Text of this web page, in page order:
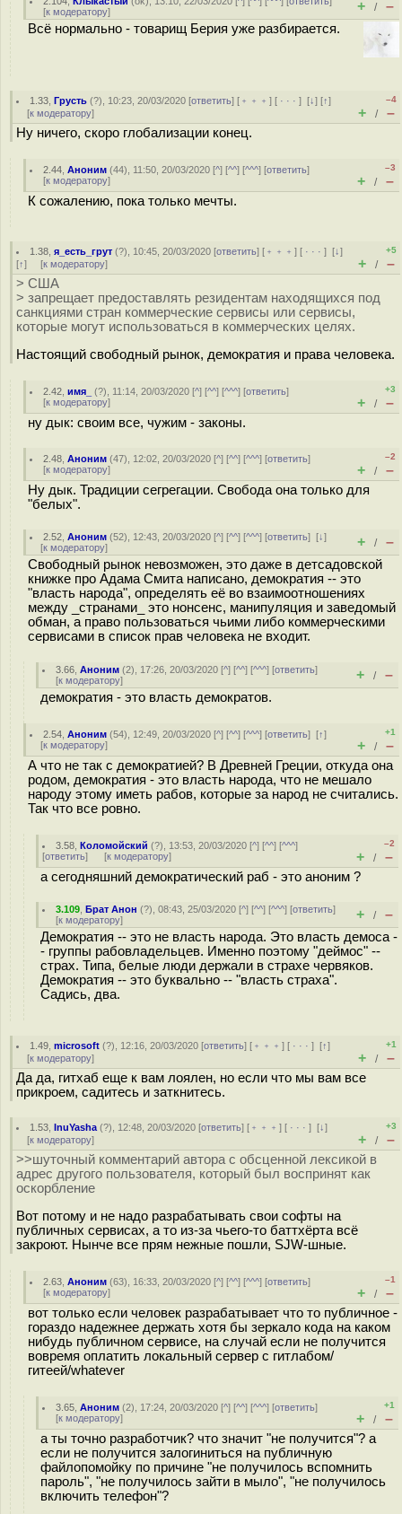
[к модератору] + / –
Всё нормально - товарищ Берия уже разбирается.
1.33 ,Грусть (?), 10:23, 20/03/2020 [ответить] [ ﹢﹢﹢] [ · · ·][↓] [↑]
[к модератору]
–4
+ / –
Ну ничего, скоро глобализации конец.
2.44 ,Аноним (44), 11:50, 20/03/2020 [^] [^^] [^^^] [ответить]
[к модератору]
–3
+ / –
К сожалению, пока только мечты.
1.38 ,я_есть_грут (?), 10:45, 20/03/2020 [ответить] [ ﹢﹢﹢] [ · · ·][↓]
[↑] [к модератору]
+5
+ / –
> США
> запрещает предоставлять резидентам находящихся под
санкциями стран коммерческие сервисы или сервисы,
которые могут использоваться в коммерческих целях.
Настоящий свободный рынок, демократия и права человека.
2.42 ,имя_ (?), 11:14, 20/03/2020 [^] [^^] [^^^] [ответить]
[к модератору]
+3
+ / –
ну дык: своим все, чужим - законы.
2.48 ,Аноним (47), 12:02, 20/03/2020 [^] [^^] [^^^] [ответить]
[к модератору]
–2
+ / –
Ну дык. Традиции сегрегации. Свобода она только для
"белых".
2.52 ,Аноним (52), 12:43, 20/03/2020 [^] [^^] [^^^] [ответить][↓]
[к модератору] + / –
Свободный рынок невозможен, это даже в детсадовской
книжке про Адама Смита написано, демократия -- это
"власть народа", определять её во взаимоотношениях
между _странами_ это нонсенс, манипуляция и заведомый
обман, а право пользоваться чьими либо коммерческими
сервисами в список прав человека не входит.
3.66 ,Аноним (2), 17:26, 20/03/2020 [^] [^^] [^^^] [ответить]
[к модератору] + / –
демократия - это власть демократов.
2.54 ,Аноним (54), 12:49, 20/03/2020 [^] [^^] [^^^] [ответить][↑]
[к модератору]
+1
+ / –
А что не так с демократией? В Древней Греции, откуда она
родом, демократия - это власть народа, что не мешало
народу этому иметь рабов, которые за народ не считались.
Так что все ровно.
3.58 ,Коломойский (?), 13:53, 20/03/2020 [^] [^^] [^^^]
[ответить] [к модератору]
–2
+ / –
а сегодняшний демократический раб - это аноним ?
3.109 ,Брат Анон (?), 08:43, 25/03/2020 [^] [^^] [^^^] [ответить]
[к модератору] + / –
Демократия -- это не власть народа. Это власть демоса -
- группы рабовладельцев. Именно поэтому "деймос" --
страх. Типа, белые люди держали в страхе червяков.
Демократия -- это буквально -- "власть страха".
Садись, два.
1.49 ,microsoft (?), 12:16, 20/03/2020 [ответить] [ ﹢﹢﹢] [ · · ·][↑]
[к модератору]
+1
+ / –
Да да, гитхаб еще к вам лоялен, но если что мы вам все
прикроем, садитесь и заткнитесь.
1.53 ,InuYasha (?), 12:48, 20/03/2020 [ответить] [ ﹢﹢﹢] [ · · ·][↓]
[к модератору]
+3
+ / –
>>шуточный комментарий автора с обсценной лексикой в
адрес другого пользователя, который был воспринят как
оскорбление
Вот потому и не надо разрабатывать свои софты на
публичных сервисах, а то из-за чьего-то баттхёрта всё
закроют. Нынче все прям нежные пошли, SJW-шные.
2.63 ,Аноним (63), 16:33, 20/03/2020 [^] [^^] [^^^] [ответить]
[к модератору]
–1
+ / –
вот только если человек разрабатывает что то публичное -
гораздо надежнее держать хотя бы зеркало кода на каком
нибудь публичном сервисе, на случай если не получится
вовремя оплатить локальный сервер с гитлабом/
гитеей/whatever
3.65 ,Аноним (2), 17:24, 20/03/2020 [^] [^^] [^^^] [ответить]
[к модератору]
+1
+ / –
а ты точно разработчик? что значит "не получится"? а
если не получится залогиниться на публичную
файлопомойку по причине "не получилось вспомнить
пароль", "не получилось зайти в мыло", "не получилось
включить телефон"?